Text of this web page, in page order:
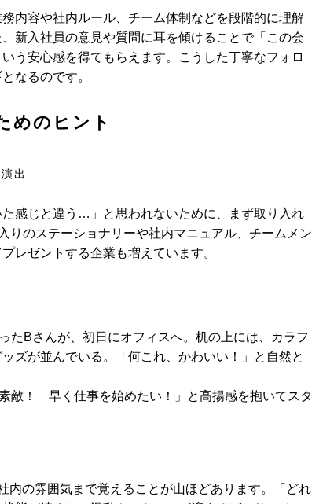
内容や社内ルール、チーム体制などを段階的に理解
新入社員の意見や質問に耳を傾けることで「この会
う安心感を得てもらえます。こうした丁寧なフォロ
なるのです。
めのヒント
出
感じと違う…」と思われないために、まず取り入れ
のステーショナリーや社内マニュアル、チームメン
レゼントする企業も増えています。
たBさんが、初日にオフィスへ。机の上には、カラフ
ズが並んでいる。「何これ、かわいい！」と自然と
敵！ 早く仕事を始めたい！」と高揚感を抱いてスタ
内の雰囲気まで覚えることが山ほどあります。「どれ